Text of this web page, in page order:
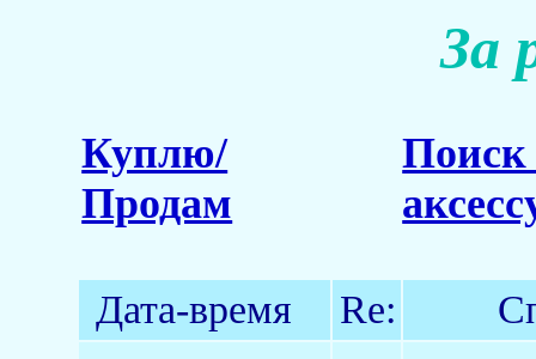
За
Куплю/
Продам
Поиск
Дата-время Re: